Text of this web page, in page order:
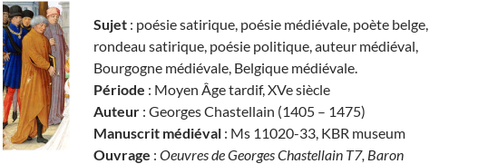
Sujet : poésie satirique, poésie médiévale, poète belge,
rondeau satirique, poésie politique, auteur médiéval,
Bourgogne médiévale, Belgique médiévale.
Période : Moyen Âge tardif, XVe siècle
Auteur : Georges Chastellain (1405 – 1475)
Manuscrit médiéval : Ms 11020-33, KBR museum
Ouvrage : Oeuvres de Georges Chastellain T7, Baron